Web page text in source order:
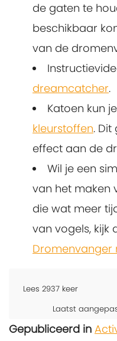
de gaten te
beschikbaar
van de
dreamcatcher.
Katoen kun
kleurstoffen. Dit
effect aan de
Wil je een
van het maken
die wat meer
van vogels, kijk
Dromenvanger
Lees 2937 keer
Laatst
Gepubliceerd in